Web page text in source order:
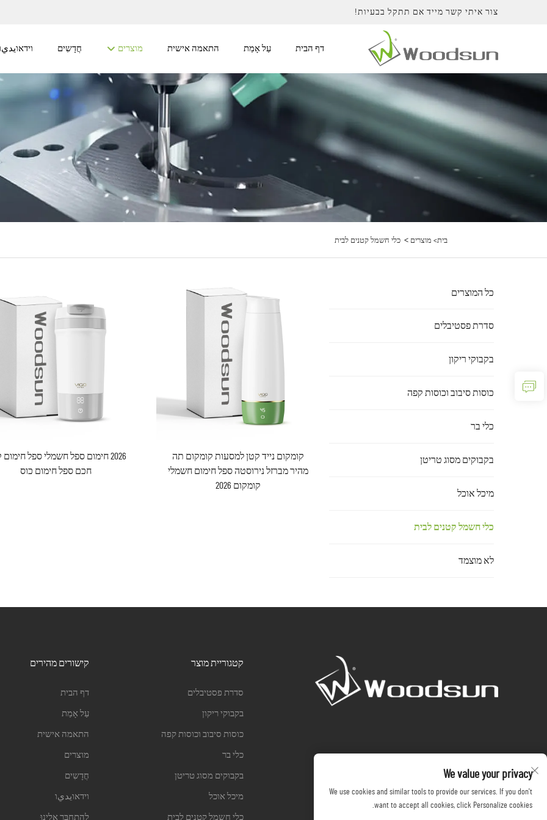
צור איתי קשר מייד אם תתקל בבעיות!
דף הבית עַל אָמַת התאמה אישית מוצרים חֲדָשִים
בית> מוצרים > כלי חשמל קטנים לבית
כל המוצרים
סדרת פסטיבלים
בקבוקי ריקון
כוסות סיבוב וכוסות קפה
כלי בר
בקבוקים מסוג טריטן
מיכל אוכל
כלי חשמל קטנים לבית
לא מוצמד
קומקום נייד קטן למסעות קומקום תה
מהיר מברזל נירוסטה ספל חימום חשמלי
קומקום 2026
2026 חימום ספל חשמלי ספל
חכם ספל חימום כוס
קטגוריית מוצר
סדרת פסטיבלים
בקבוקי ריקון
כוסות סיבוב וכוסות קפה
כלי בר
בקבוקים מסוג טריטן
מיכל אוכל
כלי חשמל קטנים לבית
קישורים מהירים
דף הבית
עַל אָמַת
התאמה אישית
מוצרים
חֲדָשִים
וידאוيديו
לְהִתְחַבֵּר אֵלֵינוּ
We value your privacy
We use cookies and similar tools to provide our services. If you don't
want to accept all cookies, click Personalize cookies.